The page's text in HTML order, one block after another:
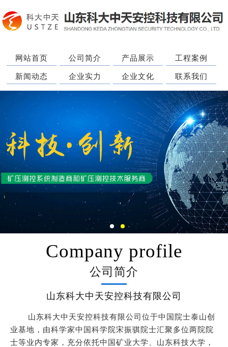
网站首页 公司简介 产品展示 工程案例
新闻动态 企业实力 企业文化 联系我们
Company profile
公司简介
山东科大中天安控科技有限公司
山东科大中天安控科技有限公司位于中国院士泰山创
业基地，由科学家中国科学院宋振骐院士汇聚多位两院院
士等业内专家，充分依托中国矿业大学、山东科技大学，